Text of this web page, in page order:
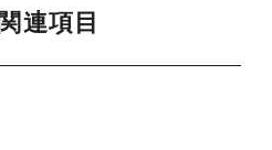
連項目